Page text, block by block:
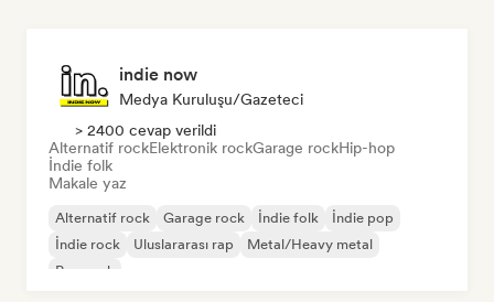
indie now
Medya Kuruluşu/Gazeteci
> 2400 cevap verildi
Alternatif rockElektronik rockGarage rockHip-hop
İndie folk
Makale yaz
Alternatif rock Garage rock İndie folk
İndie pop
İndie rock
Uluslararası rap
Metal/Heavy metal
Pop rock